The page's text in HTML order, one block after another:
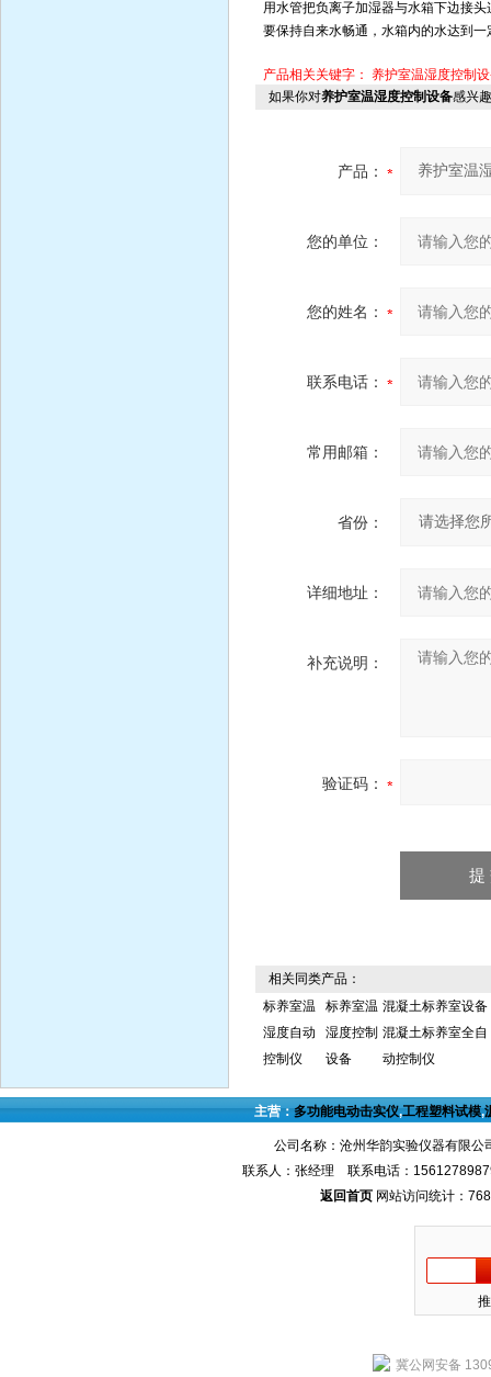
用水管把负离子加湿器与水箱下边接
要保持自来水畅通，水箱内的水达到
产品相关关键字： 养护室温湿度控制
如果你对养护室温湿度控制设备感兴
产品：
您的单位：
您的姓名：
联系电话：
常用邮箱：
省份：
详细地址：
补充说明：
验证码：
相关同类产品：
标养室温
湿度自动
控制仪
标养室温
湿度控制
设备
混凝土标养室设备
混凝土标养室全自
动控制仪
主营：多功能电动击实仪,工程塑料试模,
公司名称：沧州华韵实验仪器有限
联系人：张经理 联系电话：
返回首页 网站访问统计：
冀公网安备